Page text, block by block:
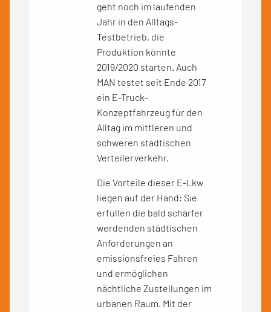
geht noch im laufenden
Jahr in den Alltags-
Testbetrieb, die
Produktion könnte
2019/2020 starten. Auch
MAN testet seit Ende 2017
ein E-Truck-
Konzeptfahrzeug für den
Alltag im mittleren und
schweren städtischen
Verteilerverkehr.
Die Vorteile dieser E-Lkw
liegen auf der Hand: Sie
erfüllen die bald schärfer
werdenden städtischen
Anforderungen an
emissionsfreies Fahren
und ermöglichen
nächtliche Zustellungen im
urbanen Raum. Mit der